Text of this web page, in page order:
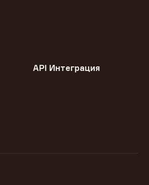
API Интеграция